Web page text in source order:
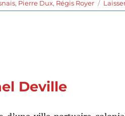
, Pierre Dux, Régis Royer
Deville